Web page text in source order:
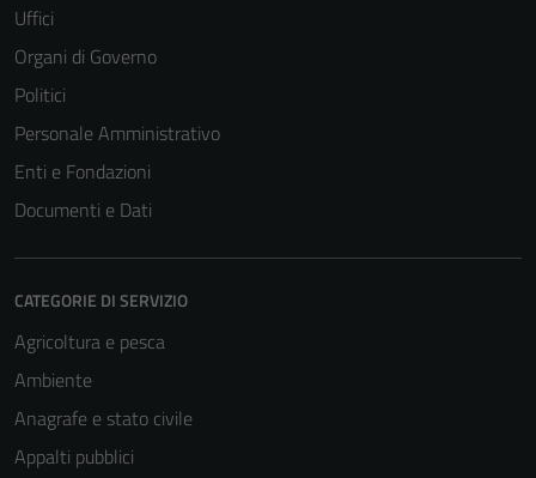
Uffici
Organi di Governo
Politici
Personale Amministrativo
Enti e Fondazioni
Documenti e Dati
CATEGORIE DI SERVIZIO
Agricoltura e pesca
Ambiente
Anagrafe e stato civile
Appalti pubblici